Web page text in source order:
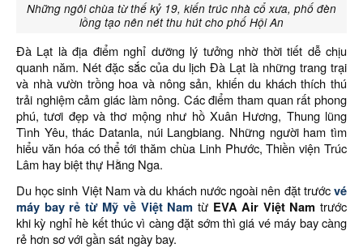
Những ngôi chùa từ thế kỷ 19, kiến trúc nhà cổ xưa, phố đèn
lồng tạo nên nét thu hút cho phố Hội An
Đà Lạt là địa điểm nghỉ dưỡng lý tưởng nhờ thời tiết dễ chịu
quanh năm. Nét đặc sắc của du lịch Đà Lạt là những trang trại
và nhà vườn trồng hoa và nông sản, khiến du khách thích thú
trải nghiệm cảm giác làm nông. Các điểm tham quan rất phong
phú, tươi đẹp và thơ mộng như hồ Xuân Hương, Thung lũng
Tình Yêu, thác Datanla, núi Langbiang. Những người ham tìm
hiểu văn hóa có thể tới thăm chùa Linh Phước, Thiền viện Trúc
Lâm hay biệt thự Hằng Nga.
Du học sinh Việt Nam và du khách nước ngoài nên đặt trướcvé
máy bay rẻ từ Mỹ về Việt Nam từ EVA Air Việt Nam trước
khi kỳ nghỉ hè kết thúc vì càng đặt sớm thì giá vé máy bay càng
rẻ hơn sơ với gần sát ngày bay.